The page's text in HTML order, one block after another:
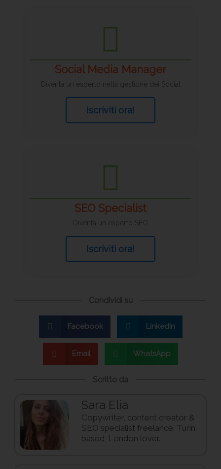
Social Media Manager
Diventa un esperto nella gestione dei Social
Iscriviti ora!
SEO Specialist
Diventa un esperto SEO
Iscriviti ora!
Condividi su
Facebook LinkedIn
Email WhatsApp
Scritto da
Sara Elia
Copywriter, content creator &
SEO specialist freelance. Turin
based, London lover.